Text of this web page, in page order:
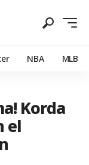
NBA MLB
Korda
el